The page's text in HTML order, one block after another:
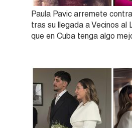
Paula Pavic arremete
tras su llegada a Vecinos al
que en Cuba tenga algo